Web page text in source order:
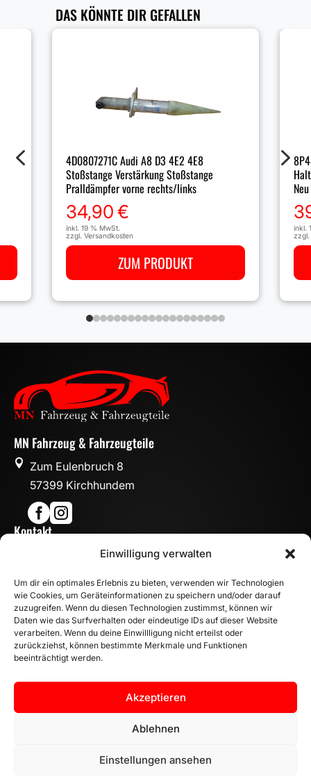
Einwilligung verwalten
Um dir ein optimales Erlebnis zu bieten, verwenden wir Technologien
wie Cookies, um Geräteinformationen zu speichern und/oder darauf
zuzugreifen. Wenn du diesen Technologien zustimmst, können wir
Daten wie das Surfverhalten oder eindeutige IDs auf dieser Website
verarbeiten. Wenn du deine Einwillligung nicht erteilst oder
zurückziehst, können bestimmte Merkmale und Funktionen
beeinträchtigt werden.
Akzeptieren
Ablehnen
Einstellungen ansehen
DAS KÖNNTE DIR GEFALLEN
4D0807271C Audi A8 D3 4E2 4E8
Stoßstange Verstärkung Stoßstange
Pralldämpfer vorne rechts/links
34,90€
inkl. 19 % MwSt.
zzgl. Versandkosten
ZUM PRODUKT
Neu
inkl.
zzgl.
4 5
MN Fahrzeug & Fahrzeugteile

Zum Eulenbruch 8
57399 Kirchhundem

Kontakt
info@mn-fahrzeugteile.de
 WhatsApp
Öffnungszeiten
 Mo - Fr: 8:00 – 17:00 Uhr
Sa: 10:00 – 14:00 Uhr
INFORMATION
Zahlungsarten
Versandinformationen
Widerrufsbelehrung